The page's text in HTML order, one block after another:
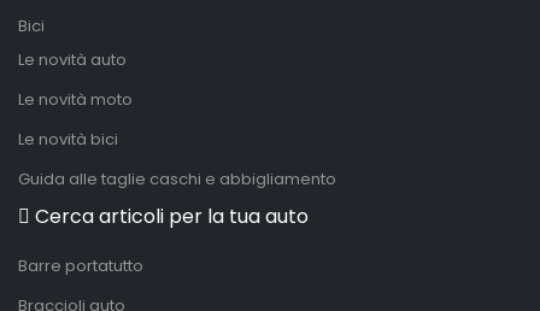
Bici
Le novità auto
Le novità moto
Le novità bici
Guida alle taglie caschi e abbigliamento
Cerca articoli per la tua auto
Barre portatutto
Braccioli auto